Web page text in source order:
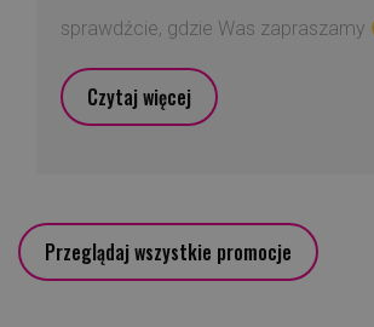
sprawdźcie, gdzie Was zapraszamy
Czytaj więcej
Przeglądaj wszystkie promocje